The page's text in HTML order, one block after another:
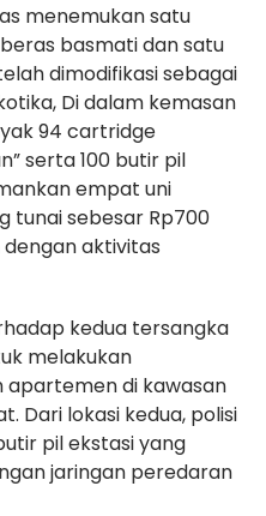
menemukan satu
basmati dan satu
dimodifikasi sebagai
Di dalam kemasan
94 cartridge
serta 100 butir pil
empat uni
tunai sebesar Rp700
aktivitas
kedua tersangka
melakukan
apartemen di kawasan
Dari lokasi kedua, polisi
pil ekstasi yang
jaringan peredaran